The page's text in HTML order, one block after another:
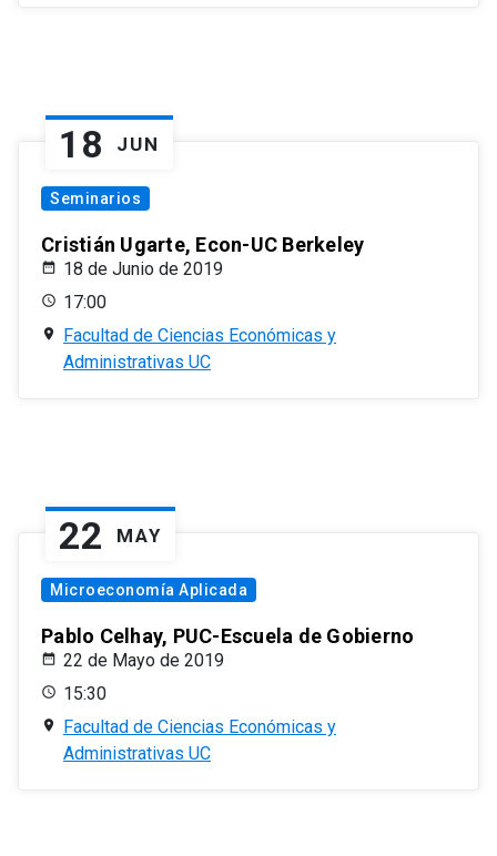
18 JUN
Seminarios
Cristián Ugarte, Econ-UC Berkeley
18 de Junio de 2019
17:00
Facultad de Ciencias Económicas y
Administrativas UC
22 MAY
Microeconomía Aplicada
Pablo Celhay, PUC-Escuela de Gobierno
22 de Mayo de 2019
15:30
Facultad de Ciencias Económicas y
Administrativas UC